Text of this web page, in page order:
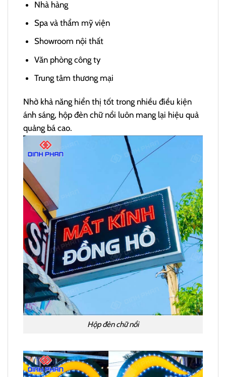
Nhà hàng
Spa và thẩm mỹ viện
Showroom nội thất
Văn phòng công ty
Trung tâm thương mại
Nhờ khả năng hiển thị tốt trong nhiều điều kiện
ánh sáng, hộp đèn chữ nổi luôn mang lại hiệu quả
quảng bá cao.
Hộp đèn chữ nổi